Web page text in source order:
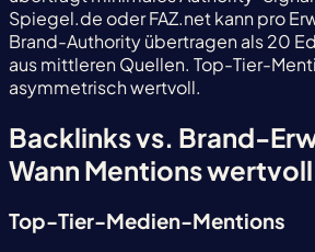
Spiegel.de oder FAZ.net kann pro
Brand-Authority übertragen als 20
aus mittleren Quellen. Top-Tier-
asymmetrisch wertvoll.
Backlinks vs. Brand-
Wann Mentions
Top-Tier-Medien-Mentions